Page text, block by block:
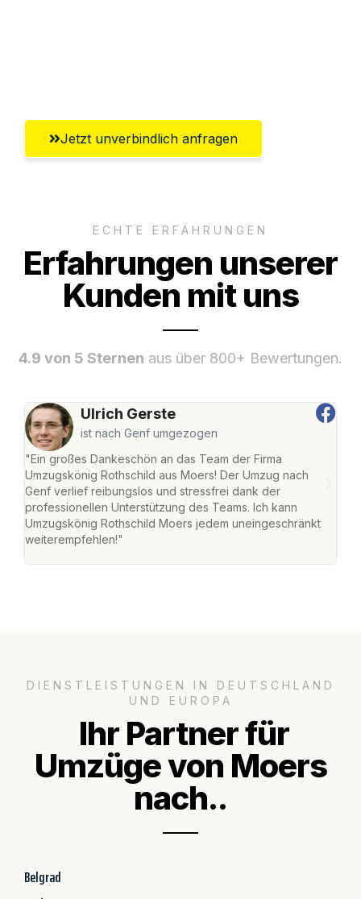
Jetzt unverbindlich anfragen
ECHTE ERFAHRUNGEN
Erfahrungen unserer
Kunden mit uns
4.9 von 5 Sternen aus über 800+ Bewertungen.
Ulrich Gerste
ist nach Genf umgezogen
"Ein großes Dankeschön an das Team der Firma
Umzugskönig Rothschild aus Moers! Der Umzug nach
Genf verlief reibungslos und stressfrei dank der
professionellen Unterstützung des Teams. Ich kann
Umzugskönig Rothschild Moers jedem uneingeschränkt
weiterempfehlen!"
DIENSTLEISTUNGEN IN DEUTSCHLAND
UND EUROPA
Ihr Partner für
Umzüge von Moers
nach..
Belgrad